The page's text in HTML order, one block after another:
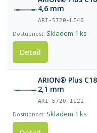
4,6 mm
ARI-5720-LI46
Skladem 1 ks
Detail
ARION® Plus
2,1 mm
ARI-5720-II21
Skladem 1 ks